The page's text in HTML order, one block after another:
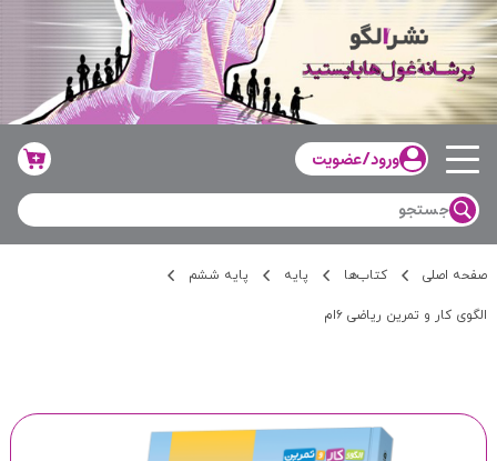
ورود/عضویت
صفحه اصلی کتاب‌ها پایه پایه ششم
الگوی کار و تمرین ریاضی ۶‌ام